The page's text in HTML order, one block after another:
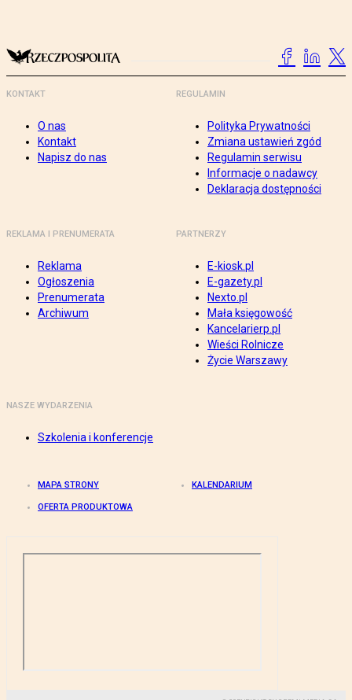
KONTAKT
O nas
Kontakt
Napisz do nas
REGULAMIN
Polityka Prywatności
Zmiana ustawień zgód
Regulamin serwisu
Informacje o nadawcy
Deklaracja dostępności
REKLAMA I PRENUMERATA
Reklama
Ogłoszenia
Prenumerata
Archiwum
PARTNERZY
E-kiosk.pl
E-gazety.pl
Nexto.pl
Mała księgowość
Kancelarierp.pl
Wieści Rolnicze
Życie Warszawy
NASZE WYDARZENIA
Szkolenia i konferencje
MAPA STRONY KALENDARIUM
OFERTA PRODUKTOWA